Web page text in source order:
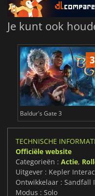
Je kunt ook
Baldur's Gate 3
TECHNISCHE
Officiële website
Categorieën : Actie,
Uitgever : Kepler
Ontwikkelaar : Sandfall
Modus : Solo